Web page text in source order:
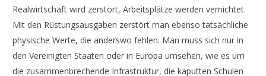
Realwirtschaft wird zerstört, Arbeitsplätze werden vernichtet.
Mit den Rüstungsausgaben zerstört man ebenso tatsächliche
physische Werte, die anderswo fehlen. Man muss sich nur in
den Vereinigten Staaten oder in Europa umsehen, wie es um
die zusammenbrechende Infrastruktur, die kaputten Schulen